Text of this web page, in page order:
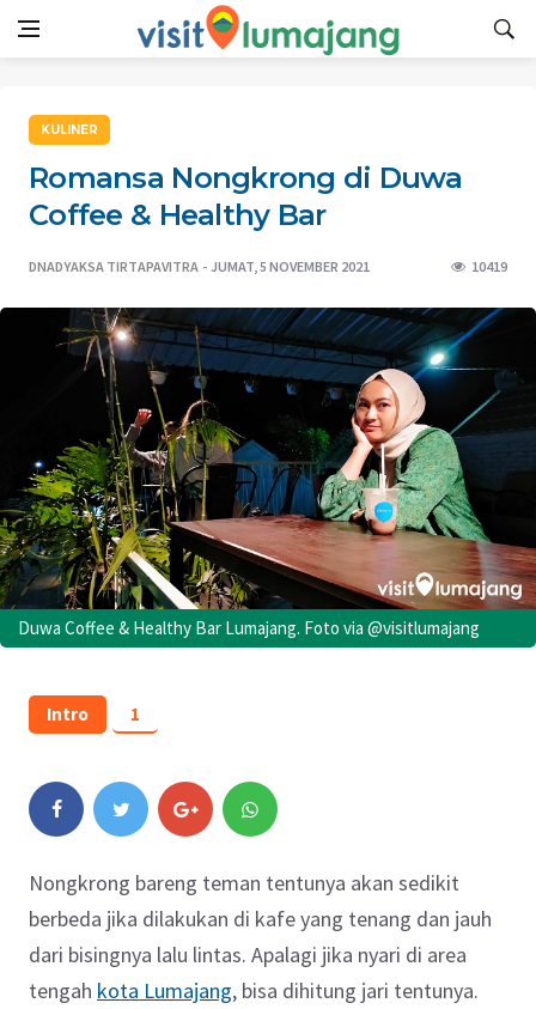
KULINER
Romansa Nongkrong di Duwa
Coffee & Healthy Bar
DNADYAKSA TIRTAPAVITRA JUMAT, 5 NOVEMBER 2021 10419
Duwa Coffee & Healthy Bar Lumajang. Foto via @visitlumajang
Intro 1
Nongkrong bareng teman tentunya akan sedikit
berbeda jika dilakukan di kafe yang tenang dan jauh
dari bisingnya lalu lintas. Apalagi jika nyari di area
tengah kota Lumajang, bisa dihitung jari tentunya.